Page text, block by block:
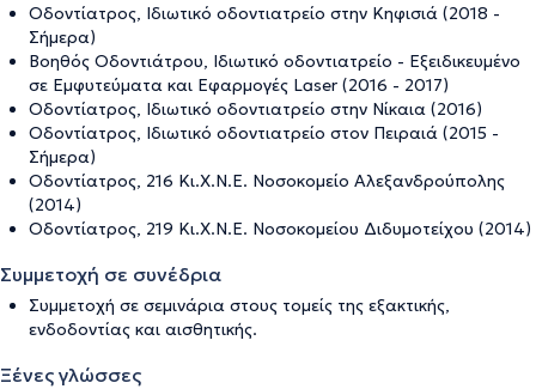
Οδοντίατρος, Ιδιωτικό οδοντιατρείο στην Κηφισιά (2018 -
Σήμερα)
Βοηθός Οδοντιάτρου, Ιδιωτικό οδοντιατρείο - Εξειδικευμένο
σε Εμφυτεύματα και Εφαρμογές Laser (2016 - 2017)
Οδοντίατρος, Ιδιωτικό οδοντιατρείο στην Νίκαια (2016)
Οδοντίατρος, Ιδιωτικό οδοντιατρείο στον Πειραιά (2015 -
Σήμερα)
Οδοντίατρος, 216 Κι.Χ.Ν.Ε. Νοσοκομείο Αλεξανδρούπολης
(2014)
Οδοντίατρος, 219 Κι.Χ.Ν.Ε. Νοσοκομείου Διδυμοτείχου (2014)
Συμμετοχή σε συνέδρια
Συμμετοχή σε σεμινάρια στους τομείς της εξακτικής,
ενδοδοντίας και αισθητικής.
Ξένες γλώσσες